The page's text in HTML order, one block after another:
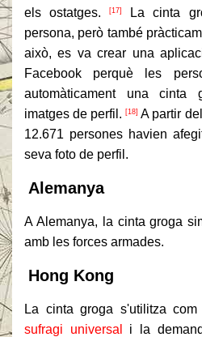
els ostatges.
[17]
La cinta
persona, però també
això, es va crear una
Facebook perquè les
automàticament una
imatges de perfil. [18] A partir
12.671 persones havien
seva foto de perfil.
Alemanya
A Alemanya, la cinta groga
amb les forces armades.
Hong Kong
La cinta groga s'utilitza com
sufragi universal
i la